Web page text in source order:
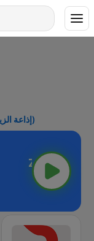
Zitouna FM (إذاعة الزيتونة للقرآن الكريم)